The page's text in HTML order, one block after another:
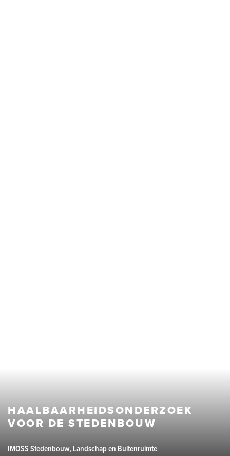
HAALBAARHEIDSONDERZOEK
VOOR DE STEDENBOUW
IMOSS Stedenbouw, Landschap en Buitenruimte